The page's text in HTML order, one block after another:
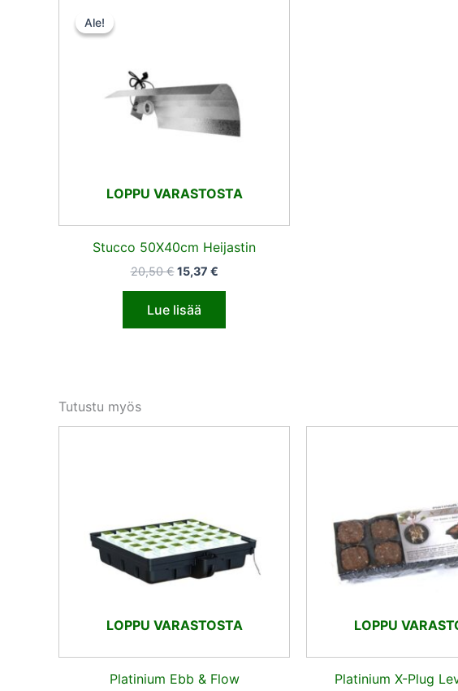
Ale!
LOPPU VARASTOSTA
Ale!
Stucco 50X40cm Heijastin
20,50€ 15,37 €
Lue lisää
Tutustu myös
LOPPU VARASTOSTA
Platinium Ebb & Flow
LOPPU
Platinium X-Plug